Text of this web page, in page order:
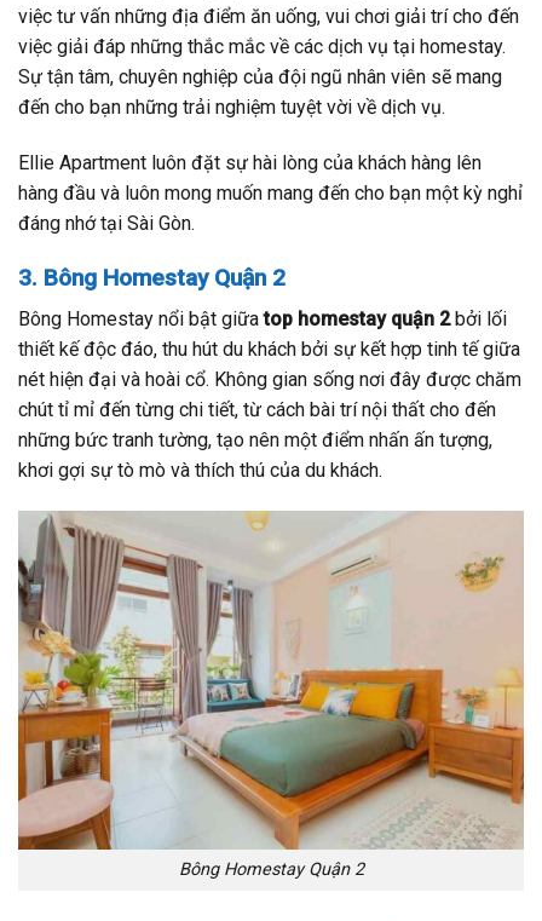
việc tư vấn những địa điểm ăn uống, vui chơi giải trí cho đến
việc giải đáp những thắc mắc về các dịch vụ tại homestay.
Sự tận tâm, chuyên nghiệp của đội ngũ nhân viên sẽ mang
đến cho bạn những trải nghiệm tuyệt vời về dịch vụ.
Ellie Apartment luôn đặt sự hài lòng của khách hàng lên
hàng đầu và luôn mong muốn mang đến cho bạn một kỳ nghỉ
đáng nhớ tại Sài Gòn.
3. Bông Homestay Quận 2
Bông Homestay nổi bật giữatop homestay quận 2bởi lối
thiết kế độc đáo, thu hút du khách bởi sự kết hợp tinh tế giữa
nét hiện đại và hoài cổ. Không gian sống nơi đây được chăm
chút tỉ mỉ đến từng chi tiết, từ cách bài trí nội thất cho đến
những bức tranh tường, tạo nên một điểm nhấn ấn tượng,
khơi gợi sự tò mò và thích thú của du khách.
Bông Homestay Quận 2